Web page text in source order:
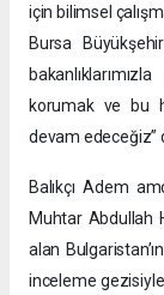
için bilimsel
Bursa
korumak ve bu
devam edeceğiz”
Balıkçı Adem
Muhtar Abdullah
alan
inceleme